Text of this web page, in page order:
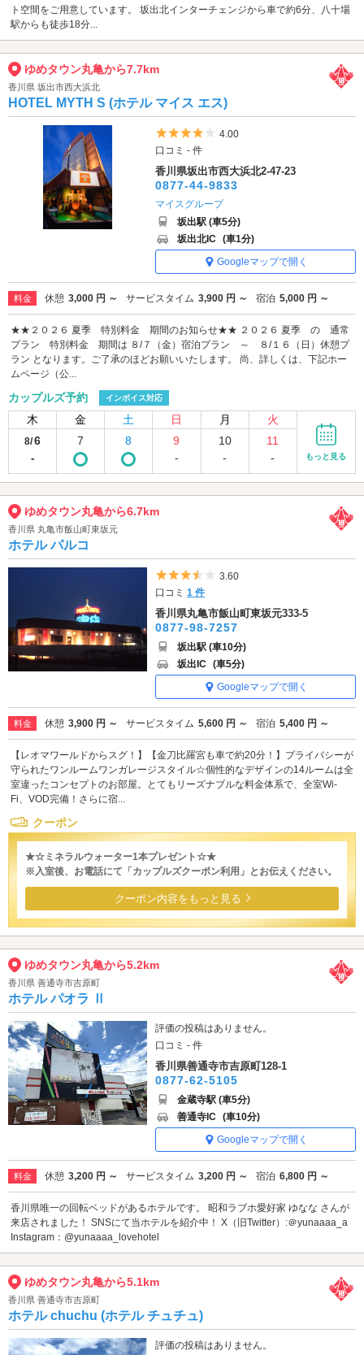
ト空間をご用意しています。 坂出北インターチェンジから車で約6分、八十場
駅からも徒歩18分...
ゆめタウン丸亀から7.7km
香川県 坂出市西大浜北
HOTEL MYTH S (ホテル マイス エス)
5つ星のうち4
4.00
口コミ - 件
香川県坂出市西大浜北2-47-23
0877-44-9833
マイスグループ
坂出駅 (車5分)
坂出北IC (車1分)
Googleマップで開く
料金 休憩 3,000 円 ～ サービスタイム 3,900 円 ～ 宿泊 5,000 円 ～
★★２０２６ 夏季 特別料金 期間のお知らせ★★ ２０２６ 夏季 の 通常
プラン 特別料金 期間は ８/７（金）宿泊プラン ～ ８/１６（日）休憩プ
ラン となります。ご了承のほどお願いいたします。 尚、詳しくは、下記ホー
ムページ（公...
カップルズ予約 インボイス対応
木 金 土 日 月 火
8/6
-
7 8
9
-
10
-
11
-
もっと見る
ゆめタウン丸亀から6.7km
香川県 丸亀市飯山町東坂元
ホテル パルコ
5つ星のうち3.5
3.60
口コミ1 件
香川県丸亀市飯山町東坂元333-5
0877-98-7257
坂出駅 (車10分)
坂出IC (車5分)
Googleマップで開く
料金 休憩 3,900 円 ～ サービスタイム 5,600 円 ～ 宿泊 5,400 円 ～
【レオマワールドからスグ！】【金刀比羅宮も車で約20分！】プライバシーが
守られたワンルームワンガレージスタイル☆個性的なデザインの14ルームは全
室違ったコンセプトのお部屋。とてもリーズナブルな料金体系で、全室Wi-
Fi、VOD完備！さらに宿...
クーポン
★☆ミネラルウォーター1本プレゼント☆★
※入室後、お電話にて「カップルズクーポン利用」とお伝えください。
クーポン内容をもっと見る
ゆめタウン丸亀から5.2km
香川県 善通寺市吉原町
ホテル パオラ Ⅱ
評価の投稿はありません。
口コミ - 件
香川県善通寺市吉原町128-1
0877-62-5105
金蔵寺駅 (車5分)
善通寺IC (車10分)
Googleマップで開く
料金 休憩 3,200 円 ～ サービスタイム 3,200 円 ～ 宿泊 6,800 円 ～
香川県唯一の回転ベッドがあるホテルです。 昭和ラブホ愛好家 ゆなな さんが
来店されました！ SNSにて当ホテルを紹介中！ X（旧Twitter）:＠yunaaaa_a
Instagram：@yunaaaa_lovehotel
ゆめタウン丸亀から5.1km
香川県 善通寺市吉原町
ホテル chuchu (ホテル チュチュ)
評価の投稿はありません。